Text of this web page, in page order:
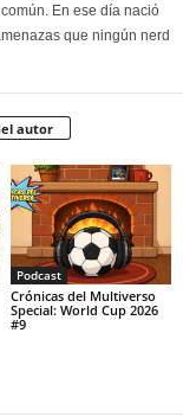
En ese día nació
que ningún nerd
autor
Podcast
Crónicas del Multiverso
Special: World Cup 2026
#9